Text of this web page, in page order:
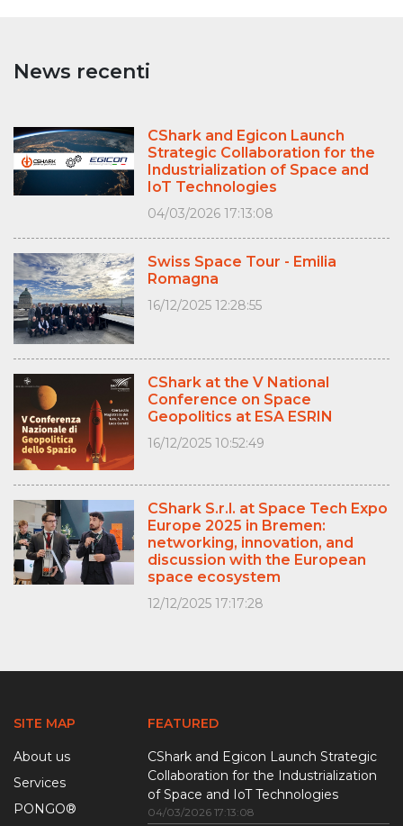
News recenti
CShark and Egicon Launch
Strategic Collaboration for the
Industrialization of Space and
IoT Technologies
04/03/2026 17:13:08
Swiss Space Tour - Emilia
Romagna
16/12/2025 12:28:55
CShark at the V National
Conference on Space
Geopolitics at ESA ESRIN
16/12/2025 10:52:49
CShark S.r.l. at Space Tech Expo
Europe 2025 in Bremen:
networking, innovation, and
discussion with the European
space ecosystem
12/12/2025 17:17:28
SITE MAP
About us
Services
PONGO®
FEATURED
CShark and Egicon Launch Strategic
Collaboration for the Industrialization
of Space and IoT Technologies
04/03/2026 17:13:08